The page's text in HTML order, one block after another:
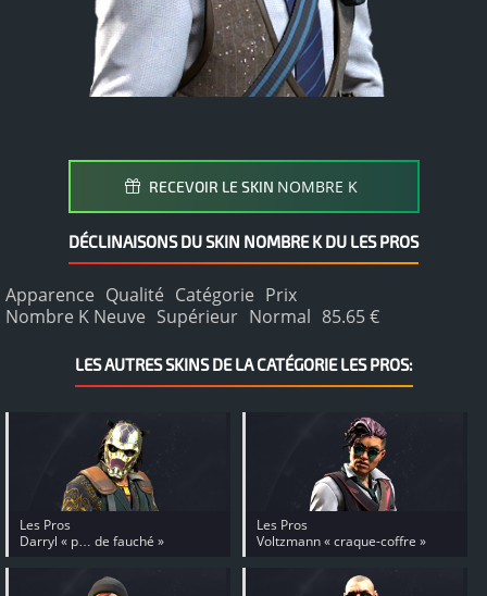
RECEVOIR LE SKIN NOMBRE K
DÉCLINAISONS DU SKIN NOMBRE K DU LES PROS
Apparence Qualité Catégorie Prix
Nombre K Neuve Supérieur Normal 85.65 €
LES AUTRES SKINS DE LA CATÉGORIE LES PROS:
Les Pros
Darryl « p… de fauché »
Les Pros
Voltzmann « craque-coffre »